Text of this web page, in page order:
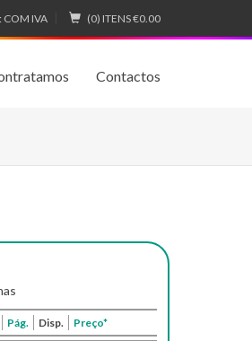
COM IVA (0) ITENS€0.00
Contactos
Pág. Disp. Preço*